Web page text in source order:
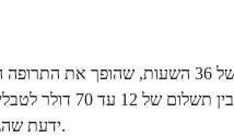
ידעת שהגנרי זמין, השיחה עם הרוקח שלך שווה את זה היום.